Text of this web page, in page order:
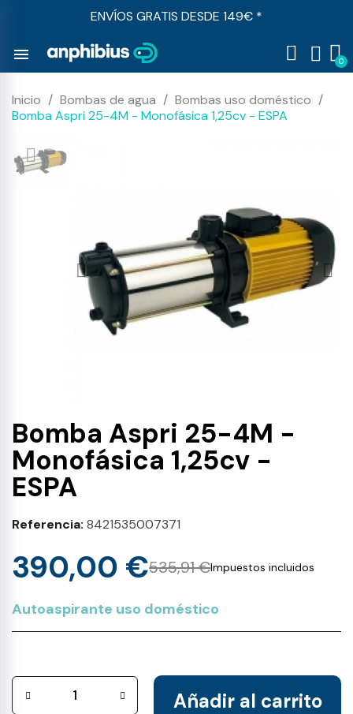
ENVÍOS GRATIS DESDE 149€ *
menu
Inicio Bombas de agua
Bombas uso doméstico
Bomba Aspri 25-4M - Monofásica 1,25cv - ESPA
Bomba Aspri 25-4M -
Monofásica 1,25cv -
ESPA
Referencia 8421535007371
535,91 €
390,00 € Impuestos incluidos
Autoaspirante uso doméstico
Añadir al carrito